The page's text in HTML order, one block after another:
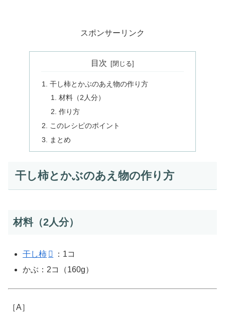
スポンサーリンク
目次
干し柿とかぶのあえ物の作り方
材料（2人分）
作り方
このレシピのポイント
まとめ
干し柿とかぶのあえ物の作り方
材料（2人分）
干し柿
：1コ
かぶ：2コ（160g）
［A］